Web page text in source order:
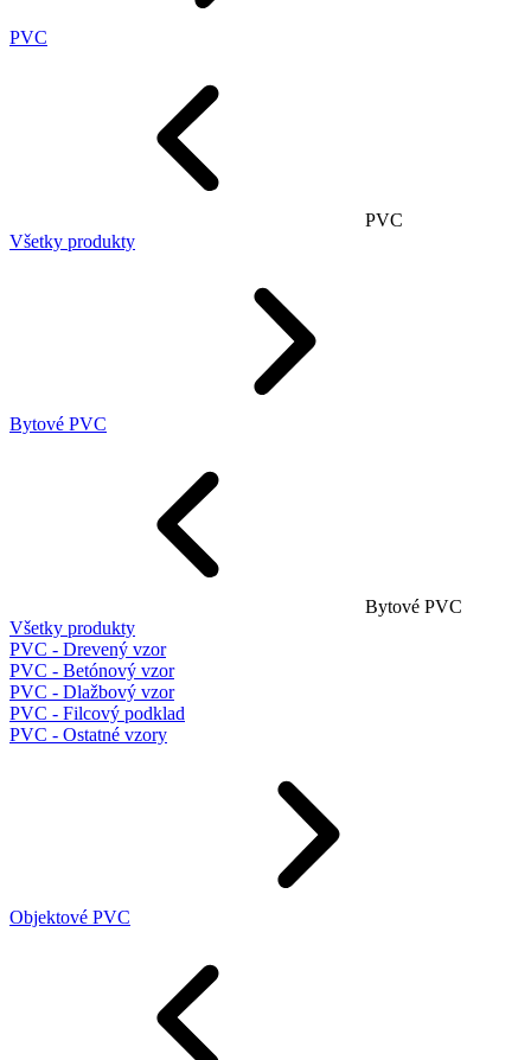
PVC
PVC
Všetky produkty
Bytové PVC
Bytové PVC
Všetky produkty
PVC - Drevený vzor
PVC - Betónový vzor
PVC - Dlažbový vzor
PVC - Filcový podklad
PVC - Ostatné vzory
Objektové PVC